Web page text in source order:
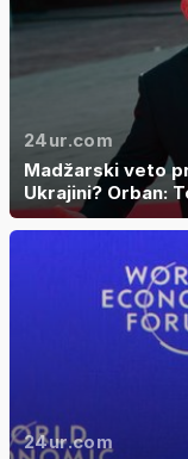
24ur.com
Madžarski veto
Ukrajini? Orban:
24ur.com